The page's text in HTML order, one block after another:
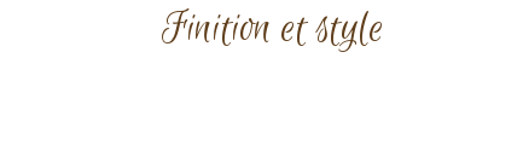
Finition et style